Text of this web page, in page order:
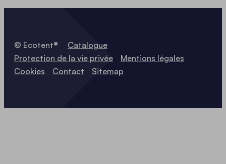
© Ecotent®
Catalogue
Protection de la vie privée
Mentions légales
Cookies
Contact Sitemap